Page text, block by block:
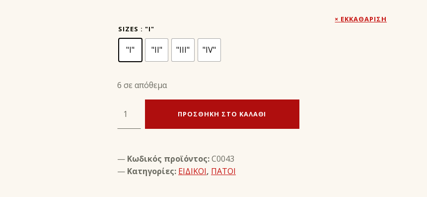
SIZES : "I"
"I" "II" "III" "IV"
ΕΚΚΑΘΆΡΙΣΗ
6 σε απόθεμα
ΥΠΟΠΤΕΡΝΙΑ ΜΑΞΙΛΑΡΙΑ ΑΝΥΨΩΣΗΣ 1,5 CM A350 - PRESTIGE ποσότητα
ΠΡΟΣΘΉΚΗ ΣΤΟ ΚΑΛΆΘΙ
Κωδικός προϊόντος:C0043
Κατηγορίες: ΕΙΔΙΚΟΙ, ΠΑΤΟΙ